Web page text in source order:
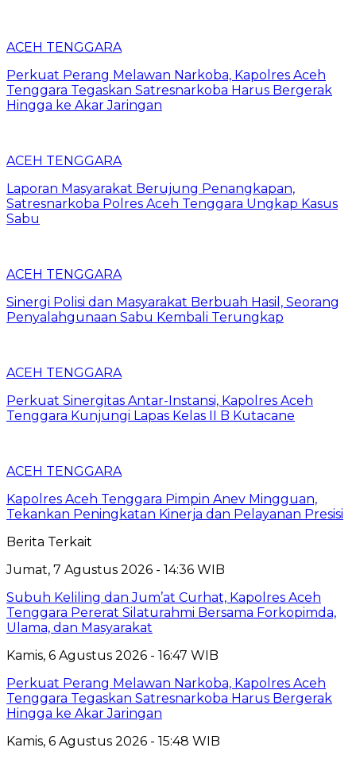
ACEH TENGGARA
Perkuat Perang Melawan Narkoba, Kapolres Aceh
Tenggara Tegaskan Satresnarkoba Harus Bergerak
Hingga ke Akar Jaringan
ACEH TENGGARA
Laporan Masyarakat Berujung Penangkapan,
Satresnarkoba Polres Aceh Tenggara Ungkap Kasus
Sabu
ACEH TENGGARA
Sinergi Polisi dan Masyarakat Berbuah Hasil, Seorang
Penyalahgunaan Sabu Kembali Terungkap
ACEH TENGGARA
Perkuat Sinergitas Antar-Instansi, Kapolres Aceh
Tenggara Kunjungi Lapas Kelas II B Kutacane
ACEH TENGGARA
Kapolres Aceh Tenggara Pimpin Anev Mingguan,
Tekankan Peningkatan Kinerja dan Pelayanan Presisi
Berita Terkait
Jumat, 7 Agustus 2026 - 14:36 WIB
Subuh Keliling dan Jum’at Curhat, Kapolres Aceh
Tenggara Pererat Silaturahmi Bersama Forkopimda,
Ulama, dan Masyarakat
Kamis, 6 Agustus 2026 - 16:47 WIB
Perkuat Perang Melawan Narkoba, Kapolres Aceh
Tenggara Tegaskan Satresnarkoba Harus Bergerak
Hingga ke Akar Jaringan
Kamis, 6 Agustus 2026 - 15:48 WIB